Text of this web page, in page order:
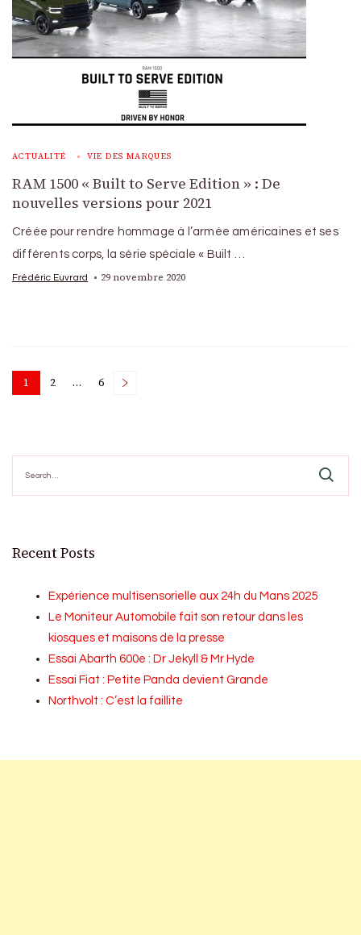
ACTUALITÉ VIE DES MARQUES
RAM 1500 « Built to Serve Edition » : De
nouvelles versions pour 2021
Créée pour rendre hommage à l’armée américaines et ses
différents corps, la série spéciale « Built …
Frédéric Euvrard 29 novembre 2020
Posts
Page
1 Page
2 … Page
6
for:
Recent Posts
Expérience multisensorielle aux 24h du Mans 2025
Le Moniteur Automobile fait son retour dans les
kiosques et maisons de la presse
Essai Abarth 600e : Dr Jekyll & Mr Hyde
Essai Fiat : Petite Panda devient Grande
Northvolt : C’est la faillite